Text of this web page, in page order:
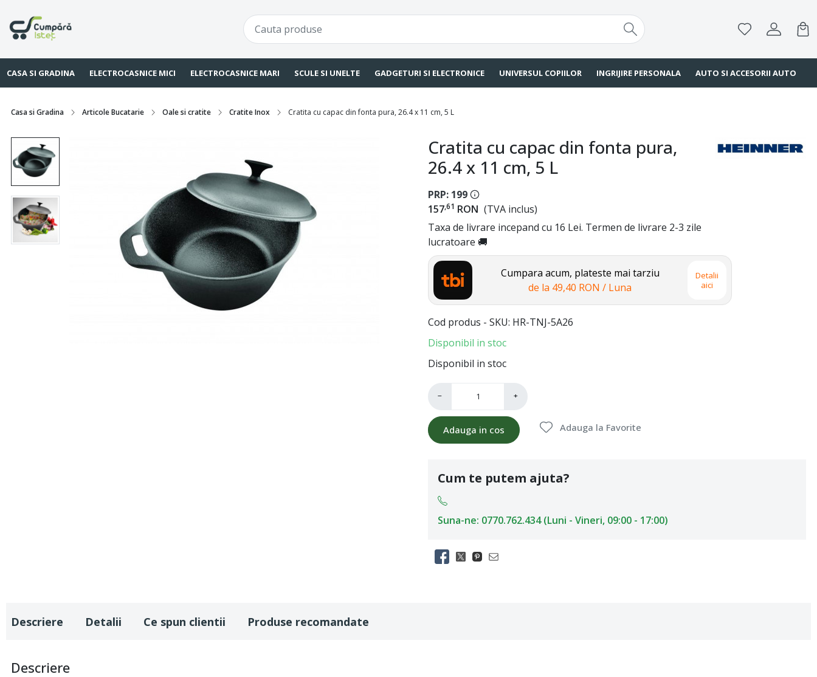
CASA SI GRADINA ELECTROCASNICE MICI ELECTROCASNICE MARI SCULE SI UNELTE GADGETURI SI ELECTRONICE UNIVERSUL COPIILOR INGRIJIRE PERSONALA AUTO SI ACCESORII AUTO
Casa si Gradina Articole Bucatarie Oale si cratite Cratite Inox Cratita cu capac din fonta pura, 26.4 x 11 cm, 5 L
Cratita cu capac din fonta pura,
26.4 x 11 cm, 5 L
PRP: 199
157,61 RON (TVA inclus)
Taxa de livrare incepand cu 16 Lei. Termen de livrare 2-3 zile
lucratoare 🚚
Cumpara acum, plateste mai tarziu
de la 49,40 RON / Luna
Detalii
aici
Cod produs - SKU HR-TNJ-5A26
Disponibil in stoc
Disponibil in stoc
− +
Adauga in cos Adauga la Favorite
Cum te putem ajuta?
Suna-ne: 0770.762.434 (Luni - Vineri, 09:00 - 17:00)
Descriere Detalii Ce spun clientii Produse recomandate
Descriere